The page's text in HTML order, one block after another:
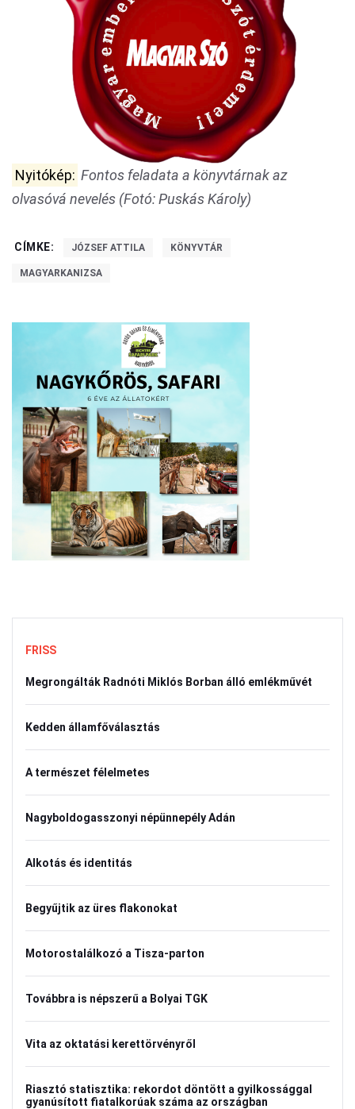
Nyitókép: Fontos feladata a könyvtárnak az
olvasóvá nevelés (Fotó: Puskás Károly)
CÍMKE: JÓZSEF ATTILA KÖNYVTÁR
MAGYARKANIZSA
FRISS
Megrongálták Radnóti Miklós Borban álló emlékművét
Kedden államfőválasztás
A természet félelmetes
Nagyboldogasszonyi népünnepély Adán
Alkotás és identitás
Begyűjtik az üres flakonokat
Motorostalálkozó a Tisza-parton
Továbbra is népszerű a Bolyai TGK
Vita az oktatási kerettörvényről
Riasztó statisztika: rekordot döntött a gyilkossággal
gyanúsított fiatalkorúak száma az országban